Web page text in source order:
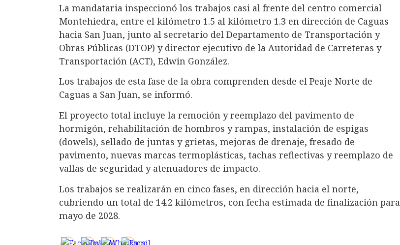
La mandataria inspeccionó los trabajos casi al frente del centro comercial
Montehiedra, entre el kilómetro 1.5 al kilómetro 1.3 en dirección de Caguas
hacia San Juan, junto al secretario del Departamento de Transportación y
Obras Públicas (DTOP) y director ejecutivo de la Autoridad de Carreteras y
Transportación (ACT), Edwin González.
Los trabajos de esta fase de la obra comprenden desde el Peaje Norte de
Caguas a San Juan, se informó.
El proyecto total incluye la remoción y reemplazo del pavimento de
hormigón, rehabilitación de hombros y rampas, instalación de espigas
(dowels), sellado de juntas y grietas, mejoras de drenaje, fresado de
pavimento, nuevas marcas termoplásticas, tachas reflectivas y reemplazo de
vallas de seguridad y atenuadores de impacto.
Los trabajos se realizarán en cinco fases, en dirección hacia el norte,
cubriendo un total de 14.2 kilómetros, con fecha estimada de finalización para
mayo de 2028.